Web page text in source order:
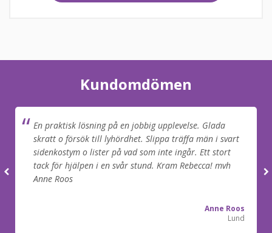
Lördag
11:00 - 15:00
kundtjanst@funera.se
Kundomdömen
En praktisk lösning på en jobbig upplevelse. Glada
skratt o försök till lyhördhet. Slippa träffa män i svart
sidenkostym o lister på vad som inte ingår. Ett stort
tack för hjälpen i en svår stund. Kram Rebecca! mvh
Anne Roos
Anne Roos
Lund